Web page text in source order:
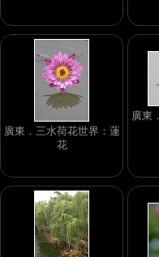
廣東．三水荷花世界：蓮
花
廣東